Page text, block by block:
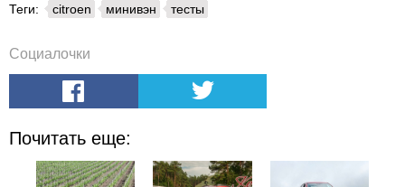
Теги: citroen минивэн тесты
Социалочки
Почитать еще: